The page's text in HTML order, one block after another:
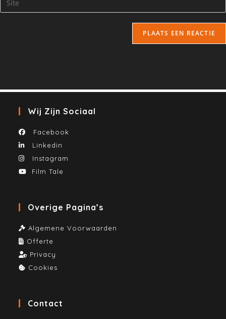
Wij Zijn Sociaal
Facebook
Linkedin
Instagram
Film Tale
Overige Pagina’s
Algemene Voorwaarden
Offerte
Privacy
Cookies
Contact